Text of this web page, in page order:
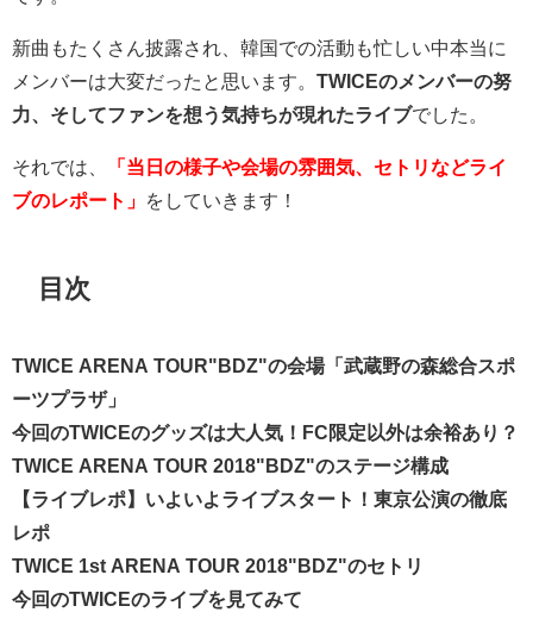
新曲もたくさん披露され、韓国での活動も忙しい中本当に
メンバーは大変だったと思います。 TWICEのメンバーの努
力、そしてファンを想う気持ちが現れたライブでした。
それでは、
「当日の様子や会場の雰囲気、セトリなどライ
ブのレポート」
をしていきます！
目次
TWICE ARENA TOUR"BDZ"の会場「武蔵野の森総合スポ
ーツプラザ」
今回のTWICEのグッズは大人気！FC限定以外は余裕あり？
TWICE ARENA TOUR 2018"BDZ"のステージ構成
【ライブレポ】いよいよライブスタート！東京公演の徹底
レポ
TWICE 1st ARENA TOUR 2018"BDZ"のセトリ
今回のTWICEのライブを見てみて